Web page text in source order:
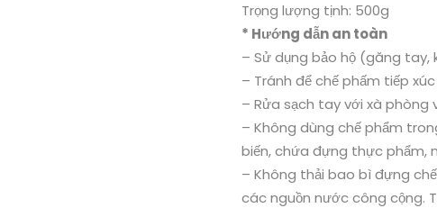
Trọng lượng tịnh: 500g
* Hướng dẫn an toàn
– Sử dụng bảo hộ (găng tay,
– Tránh để chế phấm tiếp
– Rửa sạch tay với xà phòng
– Không dùng chế phẩm
biến, chứa đựng thực phẩm,
– Không thải bao bì đựng
các nguồn nước công cộng.